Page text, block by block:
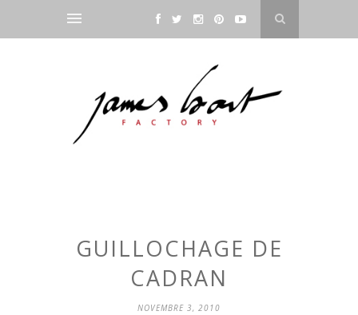
GUILLOCHAGE DE
CADRAN
NOVEMBRE 3, 2010